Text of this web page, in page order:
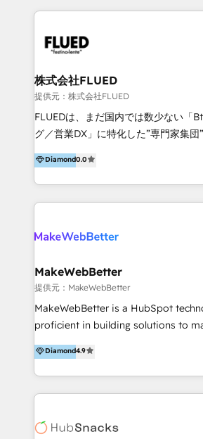
your business with a proven and
Diamond Partner? 👉Connect with TRooInbound
today (https://
制を整えています。 HubSpotの導入支援だけでなく、
ナリオ設計まで含めてご提案。「導
と。それが、ハブワンのスタンスです。 また
HubSpotはもちろん、ferret One、
Movable Type（Power CMS）などの
し、延べ100社以上のBtoB企業のサイ
ーコードテーマテンプレートを独自開発。 企業
ざまな課題やニーズに対して「戦略
『最適なハブ』になります。 ーーーーーーーーーーー
90分程度） -現状課題の抽出、現実的
見積り提示・ご承認、スケジュール決
キックオフ -マーケティング戦略策定
戦略・戦術の設計（KPI） -全体導線
プレート構築（CMS Hub） -顧客ラ
義・構築（Marketing Hub） -営業パ
株式会社FLUED
提供元：株式会社FLUED
FLUEDは、まだ国内では数少ない「
グ／営業DX」に特化した”専門家集団”です。
化し、WEB制作や広告運用などのオン
ら、インサイドセールスや展示会など
まで支援しています。 「経験豊富な”
るプロジェクト参加型の支援」で、
BPO・実務まで幅広いご支援が可能です。 また
らはじめるBtoB営業DX BtoB営業もこ
化できる! 」を出版いたしました。 HubSpotの導入／
活用支援以外にも、下記のようなサー
ます。 - ABMターゲット定義 / リスト作成 - カスタマ
着 - WEB / LP / BtoB-EC制作 - WEB
他)運用 - 記事コンテンツ / 動画制作 -
織構築
Diamond0.0
MakeWebBetter
提供元：MakeWebBetter
MakeWebBetter is a HubSpot
proficient in building solutions to
operational efficiency of HubSpot.
growing tech-enabler & facilitator,
hands you the blend of HubSpot
eminent solutions & integrations. Trust us to
Elite Partners with 10+ years of
Diamond4.9